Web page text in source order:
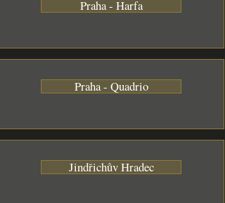
Praha - Harfa
Praha - Quadrio
Jindřichův Hradec